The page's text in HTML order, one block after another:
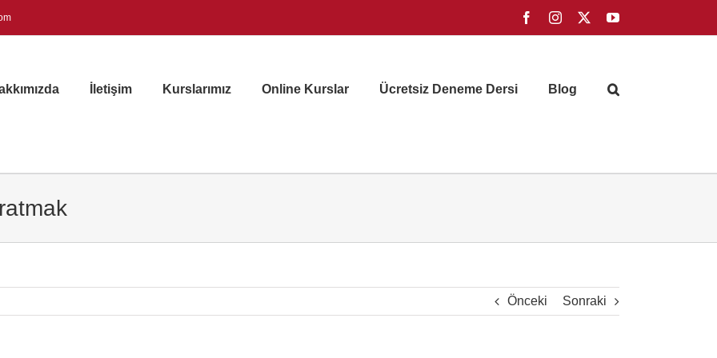
FacebookInstagram YouTube
İletişim Kurslarımız Online Kurslar Ücretsiz Deneme Dersi Blog
Önceki Sonraki